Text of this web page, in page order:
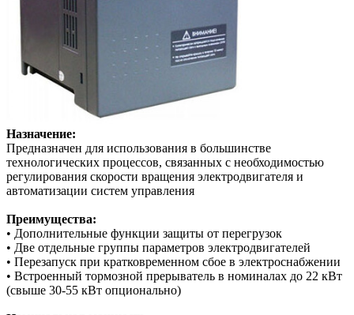
Назначение:
Предназначен для использования в большинстве
технологических процессов, связанных с необходимостью
регулирования скорости вращения электродвигателя и
автоматизации систем управления
Преимущества:
• Дополнительные функции защиты от перегрузок
• Две отдельные группы параметров электродвигателей
• Перезапуск при кратковременном сбое в электроснабжении
• Встроенный тормозной прерыватель в номиналах до 22 кВт
(свыше 30-55 кВт опционально)